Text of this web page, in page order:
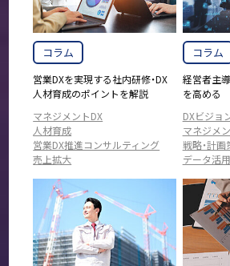
コラム
営業DXを実現する社内研修・DX
人材育成のポイントを解説
マネジメントDX
人材育成
営業DX推進コンサルティング
売上拡大
コラム
経営者主
を高める
DXビジョ
マネジメ
戦略・計画
データ活用